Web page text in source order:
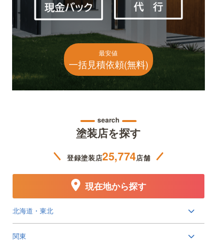
最安値
一括見積依頼(無料)
search
塗装店を探す
登録塗装店25,774店舗
北海道・東北
関東
現在地から探す